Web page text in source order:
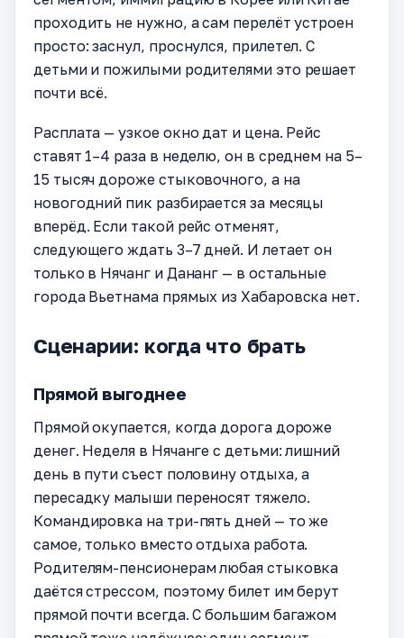
проходить не нужно, а сам перелёт устроен
просто: заснул, проснулся, прилетел. С
детьми и пожилыми родителями это решает
почти всё.
Расплата — узкое окно дат и цена. Рейс
ставят 1–4 раза в неделю, он в среднем на 5–
15 тысяч дороже стыковочного, а на
новогодний пик разбирается за месяцы
вперёд. Если такой рейс отменят,
следующего ждать 3–7 дней. И летает он
только в Нячанг и Дананг — в остальные
города Вьетнама прямых из Хабаровска нет.
Сценарии: когда что брать
Прямой выгоднее
Прямой окупается, когда дорога дороже
денег. Неделя в Нячанге с детьми: лишний
день в пути съест половину отдыха, а
пересадку малыши переносят тяжело.
Командировка на три-пять дней — то же
самое, только вместо отдыха работа.
Родителям-пенсионерам любая стыковка
даётся стрессом, поэтому билет им берут
прямой почти всегда. С большим багажом